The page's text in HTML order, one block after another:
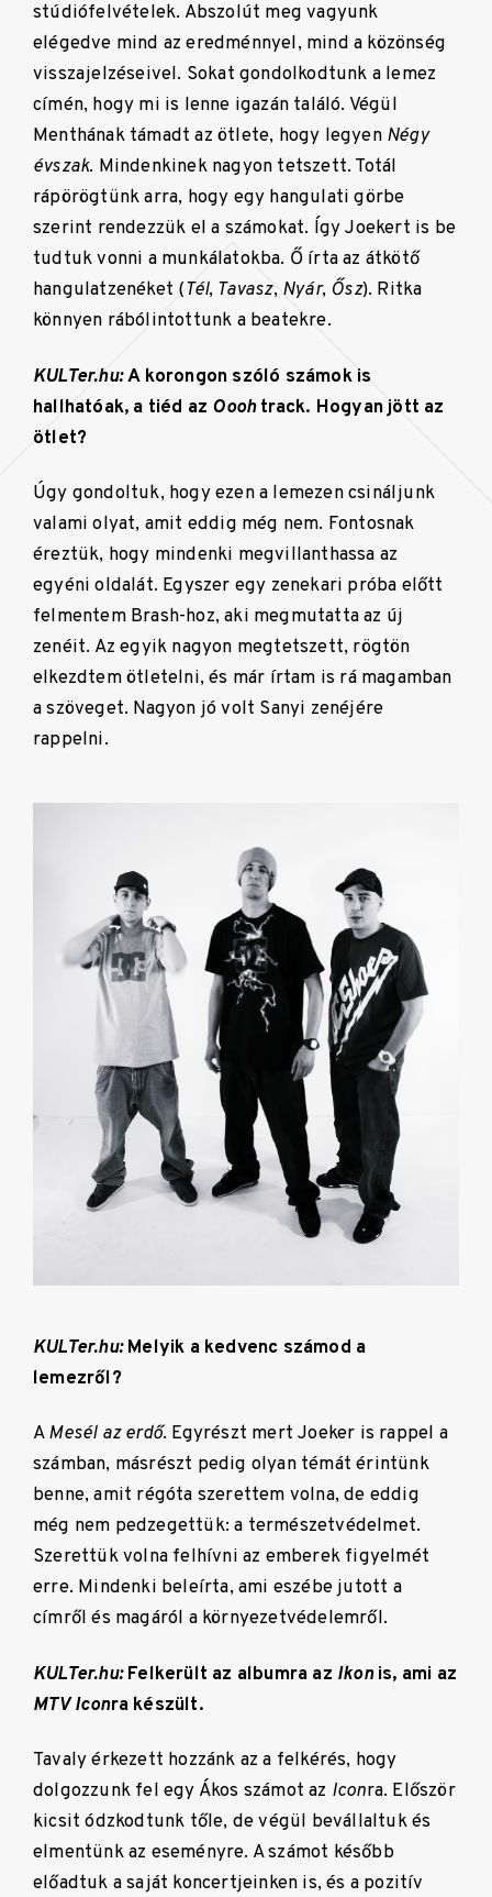
stúdiófelvételek. Abszolút meg vagyunk
elégedve mind az eredménnyel, mind a közönség
visszajelzéseivel. Sokat gondolkodtunk a lemez
címén, hogy mi is lenne igazán találó. Végül
Menthának támadt az ötlete, hogy legyen Négy
évszak. Mindenkinek nagyon tetszett. Totál
rápörögtünk arra, hogy egy hangulati görbe
szerint rendezzük el a számokat. Így Joekert is be
tudtuk vonni a munkálatokba. Ő írta az átkötő
hangulatzenéket (Tél, Tavasz, Nyár, Ősz). Ritka
könnyen rábólintottunk a beatekre.
KULTer.hu:A korongon szóló számok is
hallhatóak, a tiéd az Ooohtrack. Hogyan jött az
ötlet?
Úgy gondoltuk, hogy ezen a lemezen csináljunk
valami olyat, amit eddig még nem. Fontosnak
éreztük, hogy mindenki megvillanthassa az
egyéni oldalát. Egyszer egy zenekari próba előtt
felmentem Brash-hoz, aki megmutatta az új
zenéit. Az egyik nagyon megtetszett, rögtön
elkezdtem ötletelni, és már írtam is rá magamban
a szöveget. Nagyon jó volt Sanyi zenéjére
rappelni.
KULTer.hu:Melyik a kedvenc számod a
lemezről?
AMesél az erdő. Egyrészt mert Joeker is rappel a
számban, másrészt pedig olyan témát érintünk
benne, amit régóta szerettem volna, de eddig
még nem pedzegettük: a természetvédelmet.
Szerettük volna felhívni az emberek figyelmét
erre. Mindenki beleírta, ami eszébe jutott a
címről és magáról a környezetvédelemről.
KULTer.hu:Felkerült az albumra az Ikonis, ami az
MTV Iconra készült.
Tavaly érkezett hozzánk az a felkérés, hogy
dolgozzunk fel egy Ákos számot az Iconra. Először
kicsit ódzkodtunk tőle, de végül bevállaltuk és
elmentünk az eseményre. A számot később
előadtuk a saját koncertjeinken is, és a pozitív